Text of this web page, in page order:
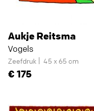
Aukje Reitsma
Vogels
Zeefdruk 45 x 65 cm
175